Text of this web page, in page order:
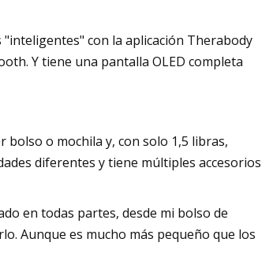
con la aplicación Therabody
Y tiene una pantalla OLED completa
bolso o mochila y, con solo 1,5 libras,
diferentes y tiene múltiples accesorios
en todas partes, desde mi bolso de
Aunque es mucho más pequeño que los